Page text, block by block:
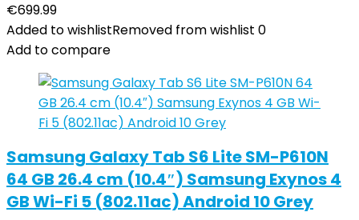
€699.99
Added to wishlistRemoved from wishlist 0
Add to compare
Samsung Galaxy Tab S6 Lite SM-P610N
64 GB 26.4 cm (10.4″) Samsung Exynos 4
GB Wi-Fi 5 (802.11ac) Android 10 Grey